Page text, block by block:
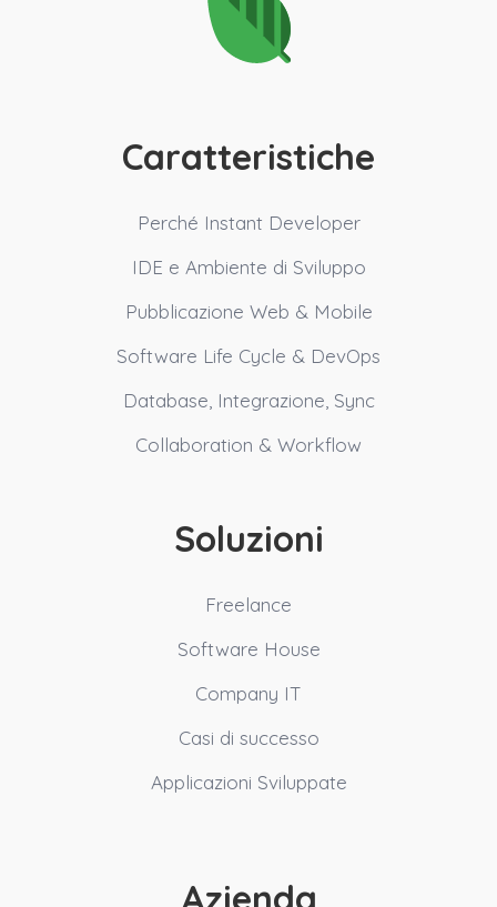
Caratteristiche
Perché Instant Developer
IDE e Ambiente di Sviluppo
Pubblicazione Web & Mobile
Software Life Cycle & DevOps
Database, Integrazione, Sync
Collaboration & Workflow
Soluzioni
Freelance
Software House
Company IT
Casi di successo
Applicazioni Sviluppate
Azienda